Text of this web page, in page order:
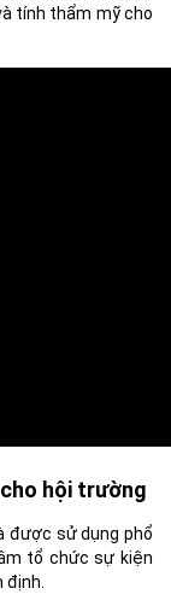
tính thẩm mỹ cho
cho hội trường
được sử dụng phổ
tổ chức sự kiện